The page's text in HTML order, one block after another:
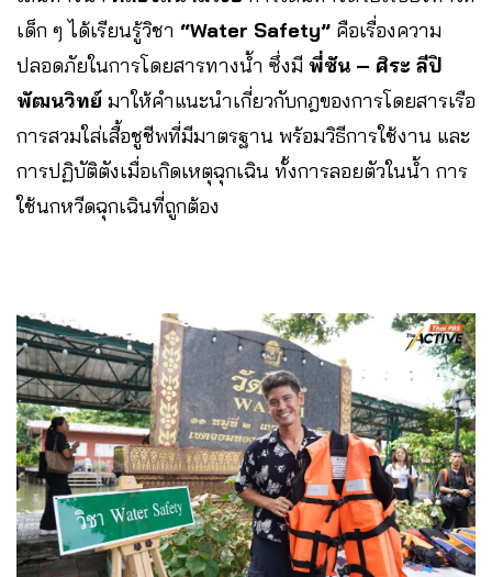
เด็ก ๆ ได้เรียนรู้วิชา “Water Safety” คือเรื่องความ
ปลอดภัยในการโดยสารทางน้ำ ซึ่งมี พี่ซัน – ศิระ ลีปิ
พัฒนวิทย์ มาให้คำแนะนำเกี่ยวกับกฎของการโดยสารเรือ
การสวมใส่เสื้อชูชีพที่มีมาตรฐาน พร้อมวิธีการใช้งาน และ
การปฏิบัติตังเมื่อเกิดเหตุฉุกเฉิน ทั้งการลอยตัวในน้ำ การ
ใช้นกหวีดฉุกเฉินที่ถูกต้อง